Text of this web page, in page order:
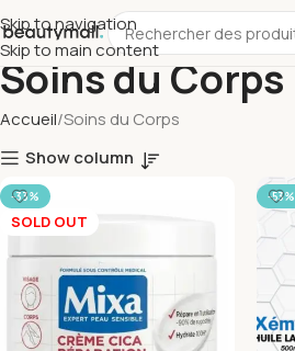
Skip to navigation
Skip to main content
Soins du Corps
Accueil Soins du Corps
Show column
-33%
SOLD OUT
-53%